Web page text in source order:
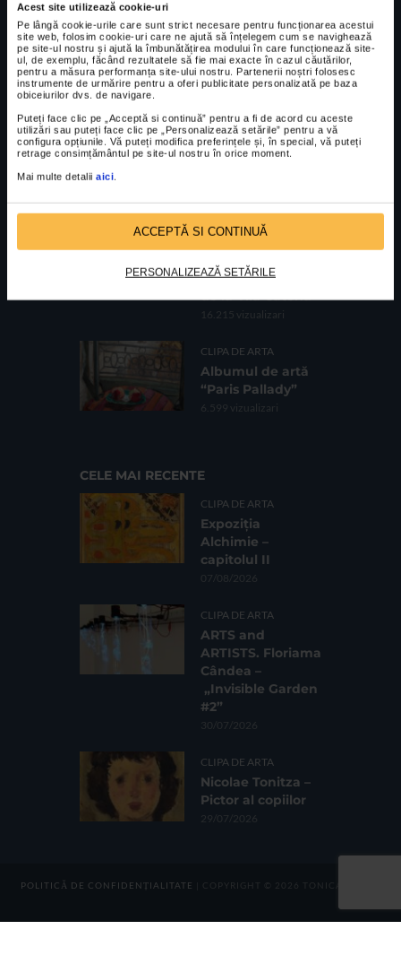
Acest site utilizează cookie-uri
Pe lângă cookie-urile care sunt strict necesare pentru funcționarea acestui
site web, folosim cookie-uri care ne ajută să înțelegem cum se navighează
pe site-ul nostru și ajută la îmbunătățirea modului în care funcționează site-
ul, de exemplu, făcând rezultatele să fie mai exacte în cazul căutărilor,
pentru a măsura performanța site-ului nostru. Partenerii noștri folosesc
instrumente de urmărire pentru a oferi publicitate personalizată pe baza
obiceiurilor dvs. de navigare.
Puteți face clic pe „Acceptă si continuă” pentru a fi de acord cu aceste
utilizări sau puteți face clic pe „Personalizează setările” pentru a vă
configura opțiunile. Vă puteți modifica preferințele și, în special, vă puteți
retrage consimțământul pe site-ul nostru în orice moment.
Mai multe detalii aici.
ACCEPTĂ SI CONTINUĂ
PERSONALIZEAZĂ SETĂRILE
CELE MAI VIZUALIZATE
CLIPA DE ARTA
pictură și
sculptură „Sărbăt
oarea florilor” la
CLIPA DE ARTA
în expoziția HOME
de la Vila Catena
16.215 vizualizari
CLIPA DE ARTA
Albumul de artă
“Paris Pallady”
6.599 vizualizari
CELE MAI RECENTE
CLIPA DE ARTA
Expoziția
Alchimie –
capitolul II
07/08/2026
CLIPA DE ARTA
ARTS and
ARTISTS. Floriama
Cândea –
„Invisible Garden
#2”
30/07/2026
CLIPA DE ARTA
Nicolae Tonitza –
Pictor al copiilor
29/07/2026
POLITICĂ DE CONFIDENȚIALITATE | COPYRIGHT © 2026 TONICA GROUP